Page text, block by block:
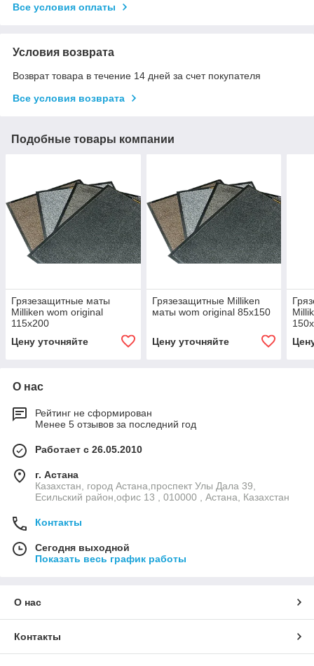
Все условия оплаты
Условия возврата
Возврат товара в течение 14 дней за счет покупателя
Все условия возврата
Подобные товары компании
Грязезащитные маты
Milliken wom original
115х200
Цену уточняйте
Грязезащитные Milliken
маты wom original 85х150
Цену уточняйте
О нас
Рейтинг не сформирован
Менее 5 отзывов за последний год
Работает с 26.05.2010
г. Астана
Казахстан, город Астана,проспект Улы Дала 39,
Есильский район,офис 13 , 010000 , Астана, Казахстан
Контакты
Сегодня выходной
Показать весь график работы
О нас
Контакты